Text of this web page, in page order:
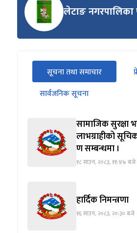
लेटाङ नगरपालिका
सीधा
पहिलो
ट्याबको
सूचना तथा समाचार
(सक्रिय ट्याब)
सार्वजनिक सूचना
सामाजिक सुरक्षा
लाभग्राहीको
ण सम्बन्धमा ।
१८ साउन, २०८३, ११:४७ बजे
हार्दिक निमन्त्रणा
१६ साउन, २०८३, २०:३० बजे